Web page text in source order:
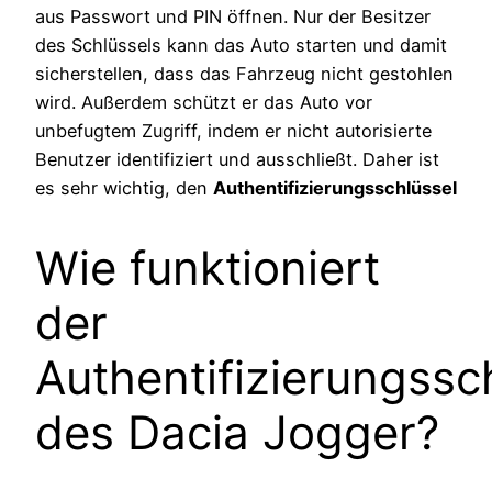
aus Passwort und PIN öffnen. Nur der Besitzer
des Schlüssels kann das Auto starten und damit
sicherstellen, dass das Fahrzeug nicht gestohlen
wird. Außerdem schützt er das Auto vor
unbefugtem Zugriff, indem er nicht autorisierte
Benutzer identifiziert und ausschließt. Daher ist
es sehr wichtig, den Authentifizierungsschlüssel
Wie funktioniert
der
des Dacia Jogger?